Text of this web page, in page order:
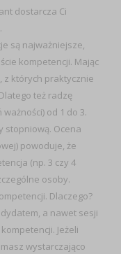
dostarcza Ci
są najważniejsze,
kompetencji. Mając
z których praktycznie
też radzę
od 1 do 3.
stopniową. Ocena
powoduje, że
(np. 3 czy 4
osoby.
Dlaczego?
a nawet sesji
Jeżeli
wystarczająco